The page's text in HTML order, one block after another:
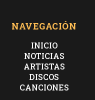
NAVEGACIÓN
INICIO
NOTICIAS
ARTISTAS
DISCOS
CANCIONES